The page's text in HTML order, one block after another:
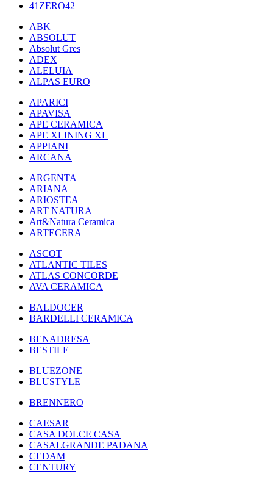
41ZERO42
ABK
ABSOLUT
Absolut Gres
ADEX
ALELUIA
ALPAS EURO
APARICI
APAVISA
APE CERAMICA
APE XLINING XL
APPIANI
ARCANA
ARGENTA
ARIANA
ARIOSTEA
ART NATURA
Art&Natura Ceramica
ARTECERA
ASCOT
ATLANTIC TILES
ATLAS CONCORDE
AVA CERAMICA
BALDOCER
BARDELLI CERAMICA
BENADRESA
BESTILE
BLUEZONE
BLUSTYLE
BRENNERO
CAESAR
CASA DOLCE CASA
CASALGRANDE PADANA
CEDAM
CENTURY